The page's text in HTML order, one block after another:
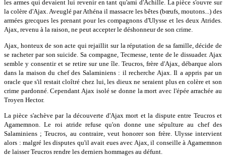
les armes qui devaient lui revenir en tant qu'ami d'Achille. La pièce s'ouvre sur
la colère d'Ajax. Aveuglé par Athéna il massacre les bêtes (bœufs, moutons...) des
armées grecques les prenant pour les compagnons d'Ulysse et les deux Atrides.
Ajax, revenu à la raison, ne peut accepter le déshonneur de son crime.
Ajax, honteux de son acte qui rejaillit sur la réputation de sa famille, décide de
se racheter par son suicide. Sa compagne, Tecmesse, tente de le dissuader. Ajax
semble y consentir et se retire sur une île. Teucros, frère d'Ajax, débarque alors
dans la maison du chef des Salaminiens : il recherche Ajax. Il a appris par un
oracle que s'il restait cloîtré chez lui, les dieux ne seraient plus en colère et son
crime pardonné. Cependant Ajax isolé se donne la mort avec l'épée arrachée au
Troyen Hector.
La pièce s'achève par la découverte d'Ajax mort et la dispute entre Teucros et
Agamemnon. Le roi atride refuse qu'on donne une sépulture au chef des
Salaminiens ; Teucros, au contraire, veut honorer son frère. Ulysse intervient
alors : malgré les disputes qu'il avait eues avec Ajax, il conseille à Agamemnon
de laisser Teucros rendre les derniers hommages au défunt.